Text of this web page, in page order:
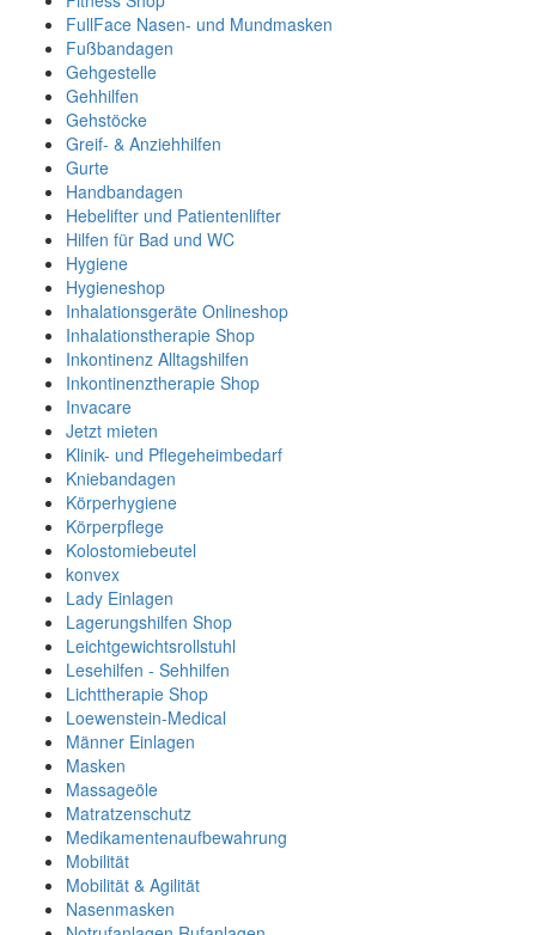
FullFace Nasen- und Mundmasken
Fußbandagen
Gehgestelle
Gehhilfen
Gehstöcke
Greif- & Anziehhilfen
Gurte
Handbandagen
Hebelifter und Patientenlifter
Hilfen für Bad und WC
Hygiene
Hygieneshop
Inhalationsgeräte Onlineshop
Inhalationstherapie Shop
Inkontinenz Alltagshilfen
Inkontinenztherapie Shop
Invacare
Jetzt mieten
Klinik- und Pflegeheimbedarf
Kniebandagen
Körperhygiene
Körperpflege
Kolostomiebeutel
konvex
Lady Einlagen
Lagerungshilfen Shop
Leichtgewichtsrollstuhl
Lesehilfen - Sehhilfen
Lichttherapie Shop
Loewenstein-Medical
Männer Einlagen
Masken
Massageöle
Matratzenschutz
Medikamentenaufbewahrung
Mobilität
Mobilität & Agilität
Nasenmasken